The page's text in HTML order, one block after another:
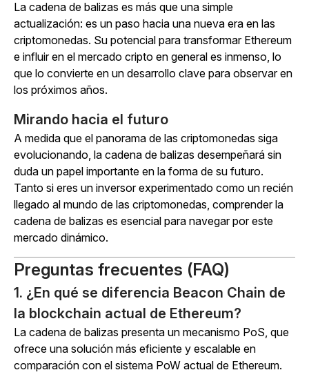
La cadena de balizas es más que una simple
actualización: es un paso hacia una nueva era en las
criptomonedas. Su potencial para transformar Ethereum
e influir en el mercado cripto en general es inmenso, lo
que lo convierte en un desarrollo clave para observar en
los próximos años.
Mirando hacia el futuro
A medida que el panorama de las criptomonedas siga
evolucionando, la cadena de balizas desempeñará sin
duda un papel importante en la forma de su futuro.
Tanto si eres un inversor experimentado como un recién
llegado al mundo de las criptomonedas, comprender la
cadena de balizas es esencial para navegar por este
mercado dinámico.
Preguntas frecuentes (FAQ)
1. ¿En qué se diferencia Beacon Chain de
la blockchain actual de Ethereum?
La cadena de balizas presenta un mecanismo PoS, que
ofrece una solución más eficiente y escalable en
comparación con el sistema PoW actual de Ethereum.